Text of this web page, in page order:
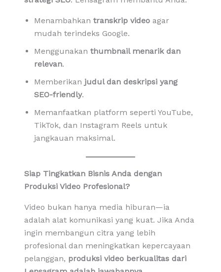
Menambahkan transkrip videoagar
mudah terindeks Google.
Menggunakan thumbnail menarik dan
relevan.
Memberikan judul dan deskripsi yang
SEO-friendly.
Memanfaatkan platform seperti YouTube,
TikTok, dan Instagram Reels untuk
jangkauan maksimal.
Siap Tingkatkan Bisnis Anda dengan
Produksi Video Profesional?
Video bukan hanya media hiburan—ia
adalah alat komunikasi yang kuat. Jika Anda
ingin membangun citra yang lebih
profesional dan meningkatkan kepercayaan
pelanggan, produksi video berkualitas dari